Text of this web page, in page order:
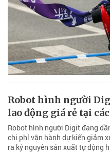
Robot hình người
lao động giá rẻ tại
Robot hình người Digit đang
chi phí vận hành dự kiến giảm
ra kỷ nguyên sản xuất tự động